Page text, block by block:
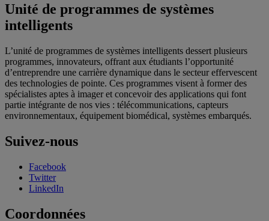
Unité de programmes de systèmes
intelligents
L’unité de programmes de systèmes intelligents dessert plusieurs
programmes, innovateurs, offrant aux étudiants l’opportunité
d’entreprendre une carrière dynamique dans le secteur effervescent
des technologies de pointe. Ces programmes visent à former des
spécialistes aptes à imager et concevoir des applications qui font
partie intégrante de nos vies : télécommunications, capteurs
environnementaux, équipement biomédical, systèmes embarqués.
Suivez-nous
Facebook
Twitter
LinkedIn
Coordonnées